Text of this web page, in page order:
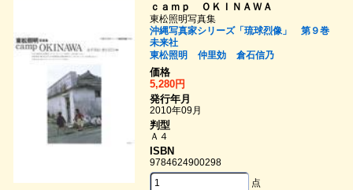
ｃａｍｐ ＯＫＩＮＡＷＡ
東松照明写真集
沖縄写真家シリーズ「琉球烈像」 第９巻
未来社
東松照明
仲里効
倉石信乃
価格
5,280円
発行年月
2010年09月
判型
Ａ４
ISBN
9784624900298
点